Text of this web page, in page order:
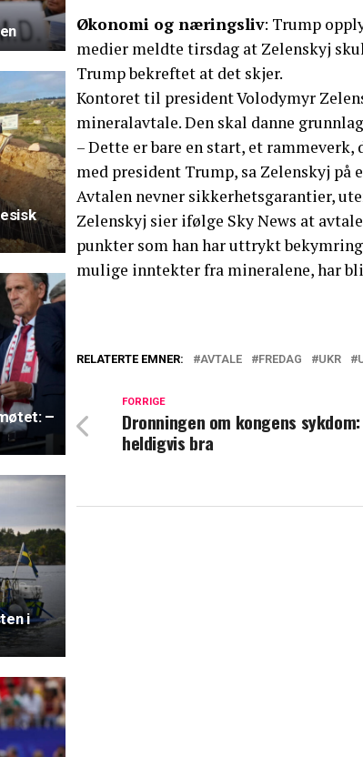
–
i
Økonomi og næringsliv: Trump
medier meldte tirsdag at Zelenskyj
Trump bekreftet at det skjer.
Kontoret til president Volodymyr
mineralavtale. Den skal danne
– Dette er bare en start, et rammeverk,
med president Trump, sa Zelenskyj på
Avtalen nevner sikkerhetsgarantier,
Zelenskyj sier ifølge Sky News at
punkter som han har uttrykt
mulige inntekter fra mineralene, har
RELATERTE EMNER: AVTALE FREDAG UKR
FORRIGE
Dronningen om kongens
heldigvis bra